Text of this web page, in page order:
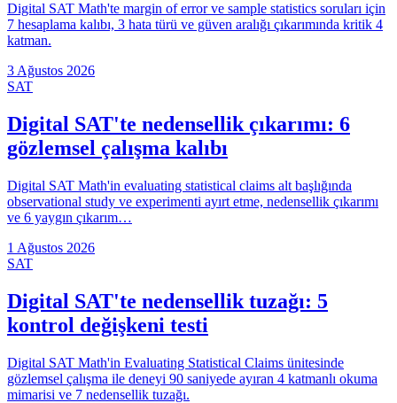
Digital SAT Math'te margin of error ve sample statistics soruları için
7 hesaplama kalıbı, 3 hata türü ve güven aralığı çıkarımında kritik 4
katman.
3 Ağustos 2026
SAT
Digital SAT'te nedensellik çıkarımı: 6
gözlemsel çalışma kalıbı
Digital SAT Math'in evaluating statistical claims alt başlığında
observational study ve experimenti ayırt etme, nedensellik çıkarımı
ve 6 yaygın çıkarım…
1 Ağustos 2026
SAT
Digital SAT'te nedensellik tuzağı: 5
kontrol değişkeni testi
Digital SAT Math'in Evaluating Statistical Claims ünitesinde
gözlemsel çalışma ile deneyi 90 saniyede ayıran 4 katmanlı okuma
mimarisi ve 7 nedensellik tuzağı.